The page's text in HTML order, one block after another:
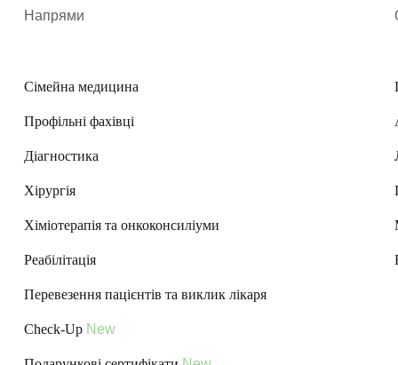
Напрями
Сімейна медицина
Профільні фахівці
Діагностика
Хірургія
Хіміотерапія та онкоконсиліуми
Реабілітація
Перевезення пацієнтів та виклик лікаря
Check-Up New